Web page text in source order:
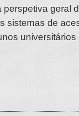
geral
sistemas de